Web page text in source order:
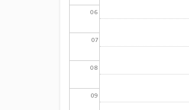
06
07
08
09